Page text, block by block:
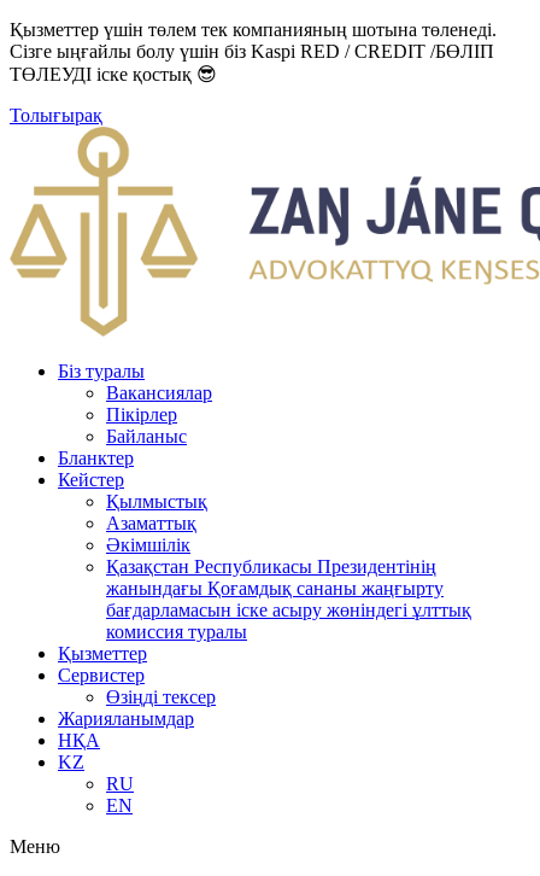
Қызметтер үшін төлем тек компанияның шотына төленеді.
Сізге ыңғайлы болу үшін біз Kaspi RED / CREDIT /БӨЛІП
ТӨЛЕУДІ іске қостық 😎
Толығырақ
Біз туралы
Вакансиялар
Пікірлер
Байланыс
Бланктер
Кейстер
Қылмыстық
Азаматтық
Әкімшілік
Қазақстан Республикасы Президентінің
жанындағы Қоғамдық сананы жаңғырту
бағдарламасын іске асыру жөніндегі ұлттық
комиссия туралы
Қызметтер
Сервистер
Өзіңді тексер
Жарияланымдар
НҚА
KZ
RU
EN
Меню